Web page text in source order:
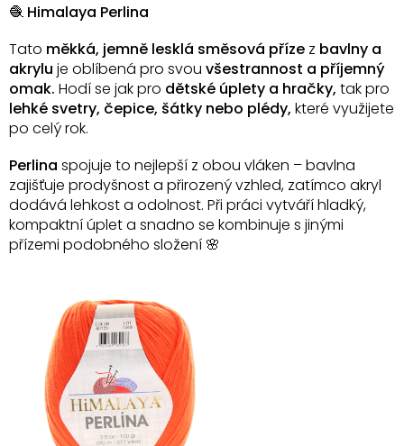
í
p
r
v
k
ý
p
i
s
u
í
🧶 Himalaya Perlina
Tato měkká, jemně lesklá směsová příze z bavlny a
akrylu je oblíbená pro svou všestrannost a příjemný
omak. Hodí se jak pro dětské úplety a hračky, tak pro
lehké svetry, čepice, šátky nebo plédy, které využijete
po celý rok.
Perlina spojuje to nejlepší z obou vláken – bavlna
zajišťuje prodyšnost a přirozený vzhled, zatímco akryl
dodává lehkost a odolnost. Při práci vytváří hladký,
kompaktní úplet a snadno se kombinuje s jinými
přízemi podobného složení 🌸